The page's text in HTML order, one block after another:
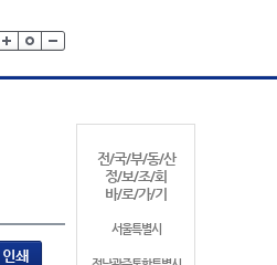
전/국/부/동/산
정/보/조/회
바/로/가/기
서울특별시